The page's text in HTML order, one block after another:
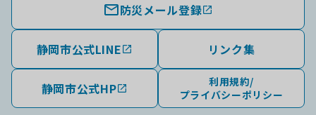
防災メール登録
静岡市公式LINE リンク集
静岡市公式HP
利用規約/
プライバシーポリシー